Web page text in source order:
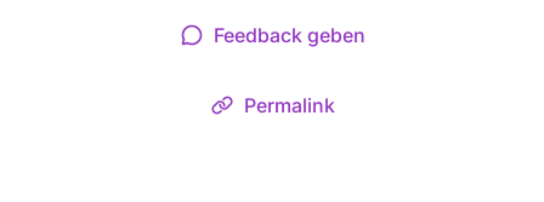
Feedback geben
Permalink